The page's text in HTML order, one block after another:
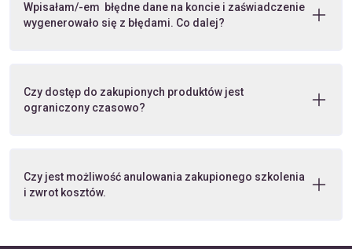
Wpisałam/-em błędne dane na koncie i zaświadczenie
wygenerowało się z błędami. Co dalej?
Czy dostęp do zakupionych produktów jest
ograniczony czasowo?
Czy jest możliwość anulowania zakupionego szkolenia
i zwrot kosztów.